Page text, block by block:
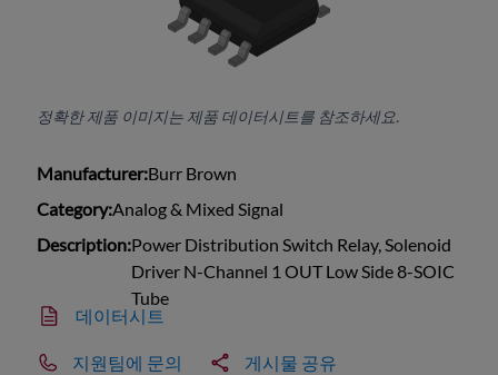
정확한 제품 이미지는 제품 데이터시트를 참조하세요.
Manufacturer:Burr Brown
Category:Analog & Mixed Signal
Description:Power Distribution Switch Relay, Solenoid
Driver N-Channel 1 OUT Low Side 8-SOIC
Tube
데이터시트
지원팀에 문의 게시물 공유